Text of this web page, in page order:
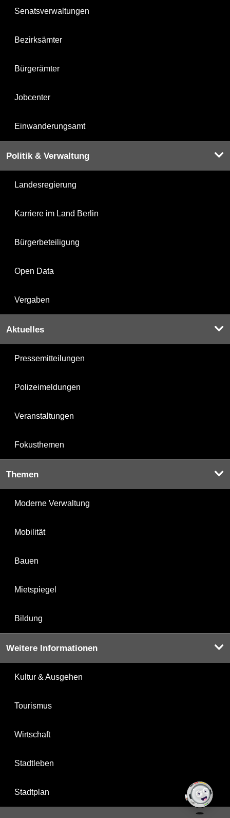
Senatsverwaltungen
Bezirksämter
Bürgerämter
Jobcenter
Einwanderungsamt
Politik & Verwaltung
Landesregierung
Karriere im Land Berlin
Bürgerbeteiligung
Open Data
Vergaben
Aktuelles
Pressemitteilungen
Polizeimeldungen
Veranstaltungen
Fokusthemen
Themen
Moderne Verwaltung
Mobilität
Bauen
Mietspiegel
Bildung
Weitere Informationen
Kultur & Ausgehen
Tourismus
Wirtschaft
Stadtleben
Stadtplan